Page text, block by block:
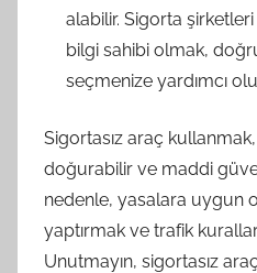
alabilir. Sigorta şirketleri
bilgi sahibi olmak,
seçmenize yardımcı
Sigortasız araç
doğurabilir ve maddi
nedenle, yasalara uygun
yaptırmak ve trafik
Unutmayın, sigortasız